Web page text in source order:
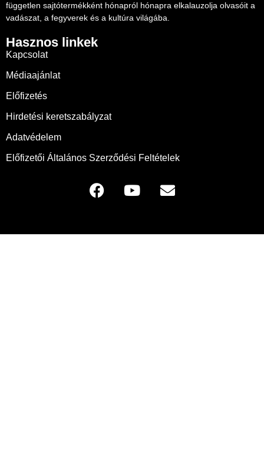
független sajtótermékként hónapról hónapra elkalauzolja olvasóit a
vadászat, a fegyverek és a kultúra világába.
Hasznos linkek
Kapcsolat
Médiaajánlat
Előfizetés
Hirdetési keretszabályzat
Adatvédelem
Előfizetői Általános Szerződési Feltételek